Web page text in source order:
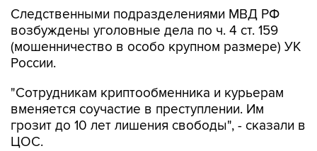
Следственными подразделениями МВД РФ
возбуждены уголовные дела по ч. 4 ст. 159
(мошенничество в особо крупном размере) УК
России.
"Сотрудникам криптообменника и курьерам
вменяется соучастие в преступлении. Им
грозит до 10 лет лишения свободы", - сказали в
ЦОС.